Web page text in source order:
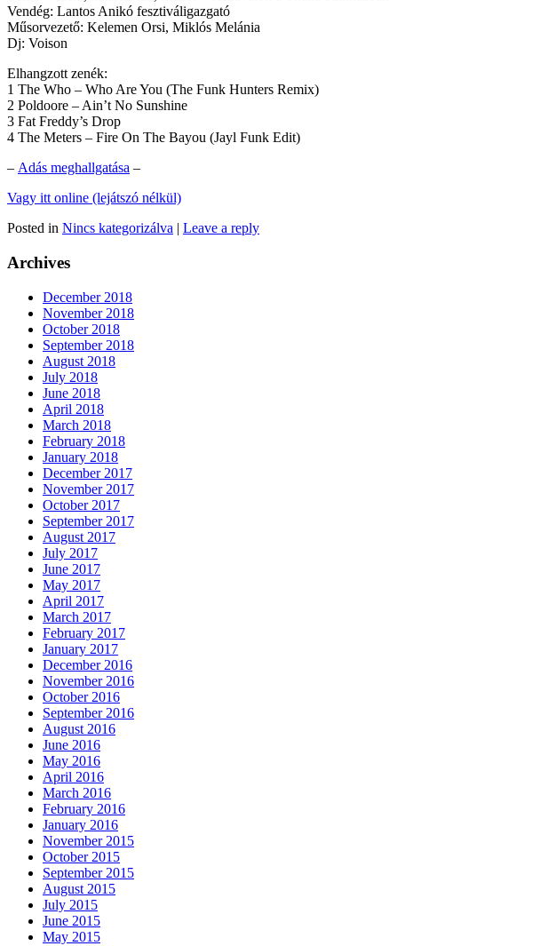
Vendég: Lantos Anikó fesztiváligazgató
Műsorvezető: Kelemen Orsi, Miklós Melánia
Dj: Voison
Elhangzott zenék:
1 The Who – Who Are You (The Funk Hunters Remix)
2 Poldoore – Ain’t No Sunshine
3 Fat Freddy’s Drop
4 The Meters – Fire On The Bayou (Jayl Funk Edit)
– Adás meghallgatása –
Vagy itt online (lejátszó nélkül)
Posted in Nincs kategorizálva | Leave a reply
Archives
December 2018
November 2018
October 2018
September 2018
August 2018
July 2018
June 2018
April 2018
March 2018
February 2018
January 2018
December 2017
November 2017
October 2017
September 2017
August 2017
July 2017
June 2017
May 2017
April 2017
March 2017
February 2017
January 2017
December 2016
November 2016
October 2016
September 2016
August 2016
June 2016
May 2016
April 2016
March 2016
February 2016
January 2016
November 2015
October 2015
September 2015
August 2015
July 2015
June 2015
May 2015